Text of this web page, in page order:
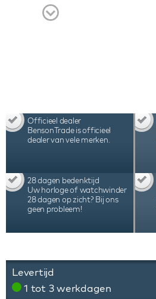
Officieel dealer
BensonTrade is officieel
dealer van vele merken.
28 dagen bedenktijd
Uw horloge of watchwinder
28 dagen op zicht? Bij ons
geen probleem!
Levertijd
1 tot 3 werkdagen